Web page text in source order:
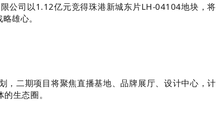
公司以1.12亿元竞得珠港新城东片LH-04104地块，将
雄心。
二期项目将聚焦直播基地、品牌展厅、设计中心，计
生态圈。